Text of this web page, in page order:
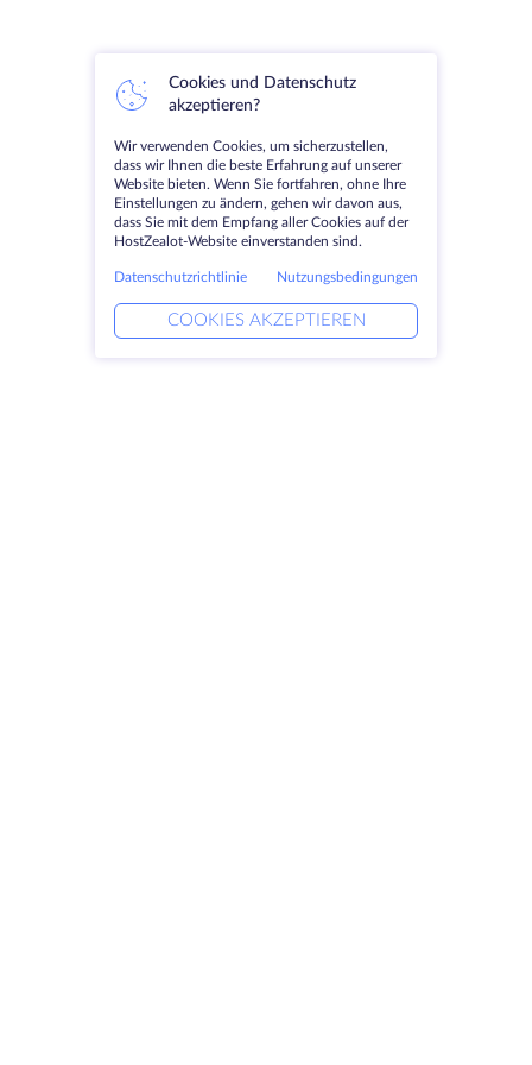
Cookies und Datenschutz
akzeptieren?
Wir verwenden Cookies, um sicherzustellen,
dass wir Ihnen die beste Erfahrung auf unserer
Website bieten. Wenn Sie fortfahren, ohne Ihre
Einstellungen zu ändern, gehen wir davon aus,
dass Sie mit dem Empfang aller Cookies auf der
HostZealot-Website einverstanden sind.
Datenschutzrichtlinie Nutzungsbedingungen
COOKIES AKZEPTIEREN